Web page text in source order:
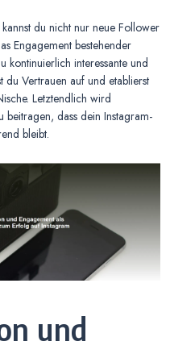
du nicht nur neue Follower
Engagement bestehender
kontinuierlich interessante und
du Vertrauen auf und etablierst
Letztendlich wird
dass dein Instagram-
bleibt.
und